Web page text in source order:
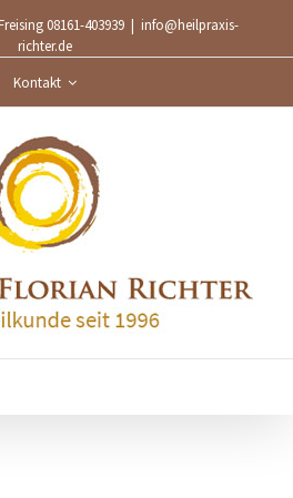
08161-403939 | info@heilpraxis-
richter.de
Kontakt